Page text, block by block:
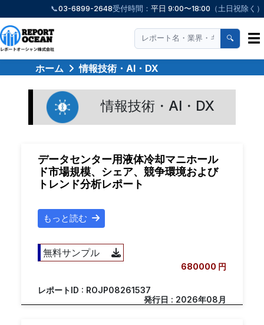
📞03-6899-2648受付時間： 平日 9:00〜18:00 （土日祝除く）
🔍 ☰
ホーム 情報技術・AI・DX
情報技術・AI・DX
データセンター用液体冷却マニホール
ド市場規模、シェア、競争環境および
トレンド分析レポート
もっと読む
無料サンプル
680000 円
レポートID : ROJP08261537
発行日 : 2026年08月